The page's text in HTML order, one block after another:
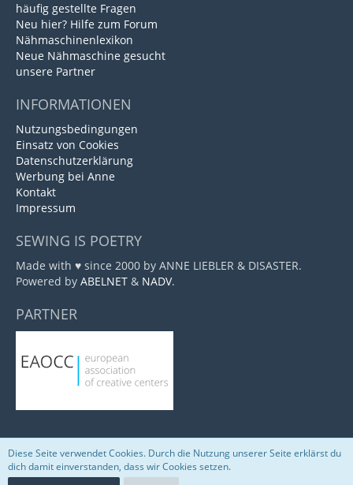
häufig gestellte Fragen
Neu hier? Hilfe zum Forum
Nähmaschinenlexikon
Neue Nähmaschine gesucht
unsere Partner
INFORMATIONEN
Nutzungsbedingungen
Einsatz von Cookies
Datenschutzerklärung
Werbung bei Anne
Kontakt
Impressum
SEWING IS POETRY
Made with ♥ since 2000 by ANNE LIEBLER & DISASTER.
Powered by ABELNET & NADV.
PARTNER
Community-Software:WoltLab Suite™
Diese Seite verwendet Cookies. Durch die Nutzung unserer Seite erklärst du
dich damit einverstanden, dass wir Cookies setzen.